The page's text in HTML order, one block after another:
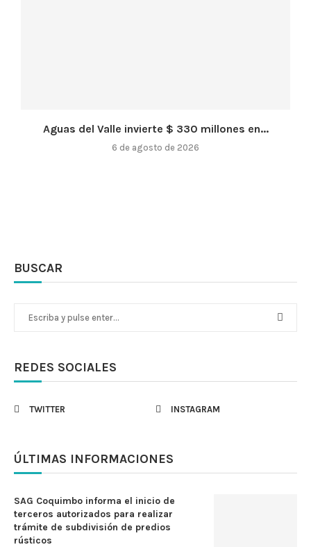
Aguas del Valle invierte $ 330 millones en...
6 de agosto de 2026
BUSCAR
REDES SOCIALES
TWITTER INSTAGRAM
ÚLTIMAS INFORMACIONES
SAG Coquimbo informa el inicio de
terceros autorizados para realizar
trámite de subdivisión de predios
rústicos